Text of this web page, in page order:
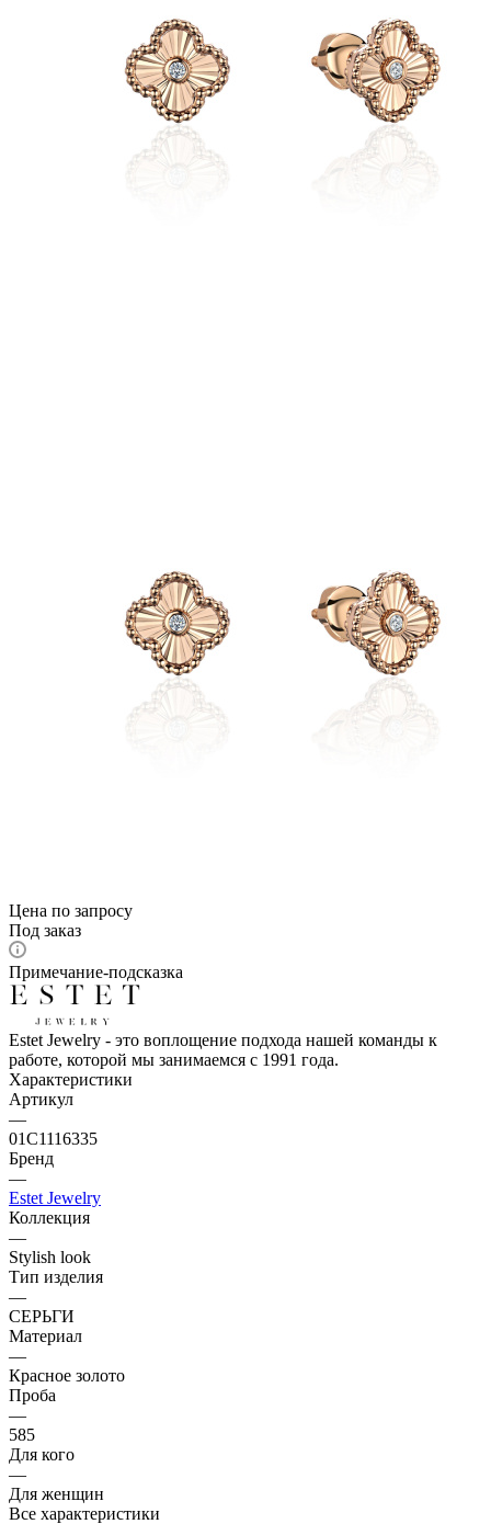
Цена по запросу
Под заказ
Примечание-подсказка
Estet Jewelry - это воплощение подхода нашей команды к
работе, которой мы занимаемся с 1991 года.
Характеристики
Артикул
—
01С1116335
Бренд
—
Estet Jewelry
Коллекция
—
Stylish look
Тип изделия
—
СЕРЬГИ
Материал
—
Красное золото
Проба
—
585
Для кого
—
Для женщин
Все характеристики